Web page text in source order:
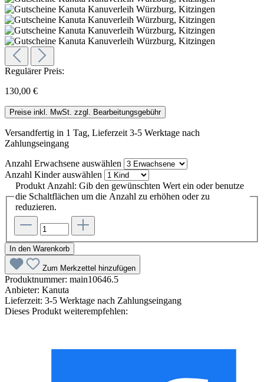
Regulärer Preis:
130,00 €
Preise inkl. MwSt. zzgl. Bearbeitungsgebühr
Versandfertig in 1 Tag, Lieferzeit 3-5 Werktage nach
Zahlungseingang
Anzahl Erwachsene auswählen
Anzahl Kinderauswählen
Produkt Anzahl: Gib den gewünschten Wert ein oder benutze
die Schaltflächen um die Anzahl zu erhöhen oder zu
reduzieren.
In den Warenkorb
Zum Merkzettel hinzufügen
Produktnummer: main10646.5
Anbieter: Kanuta
Lieferzeit: 3-5 Werktage nach Zahlungseingang
Dieses Produkt weiterempfehlen: